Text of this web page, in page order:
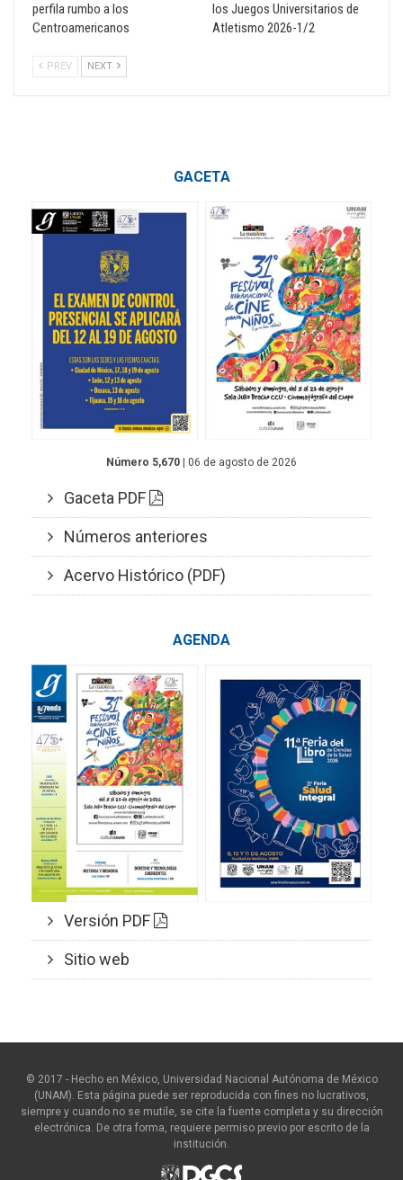
perfila rumbo a los
Centroamericanos
los Juegos Universitarios de
Atletismo 2026-1/2
PREV NEXT
GACETA
Número 5,670 | 06 de agosto de 2026
Gaceta PDF
Números anteriores
Acervo Histórico (PDF)
AGENDA
Versión PDF
Sitio web
© 2017 - Hecho en México, Universidad Nacional Autónoma de México
(UNAM). Esta página puede ser reproducida con fines no lucrativos,
siempre y cuando no se mutile, se cite la fuente completa y su dirección
electrónica. De otra forma, requiere permiso previo por escrito de la
institución.